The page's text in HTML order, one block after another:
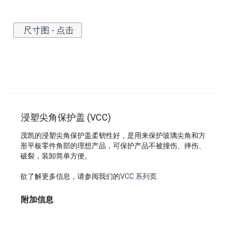
尺寸图 - 点击
浸塑尖角保护盖 (VCC)
茂凯的浸塑尖角保护盖柔韧性好，是用来保护玻璃尖角和方
形平板零件角部的理想产品，可保护产品不被撞伤、摔伤、
破裂，装卸简单方便。
欲了解更多信息，请参阅我们的VCC 系列页.
附加信息